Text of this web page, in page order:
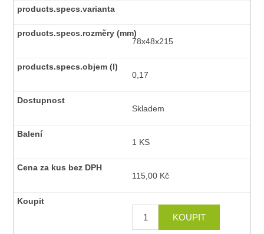
78x48x215
0,17
Skladem
1 KS
115,00 Kč